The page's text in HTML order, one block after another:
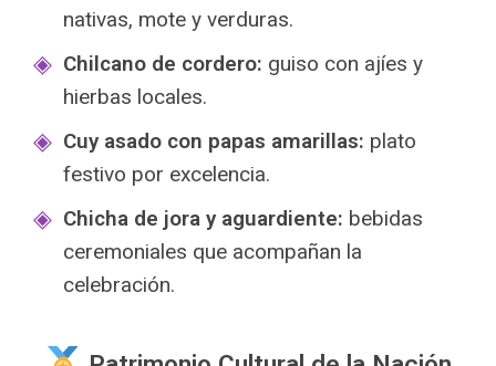
nativas, mote y verduras.
Chilcano de cordero: guiso con ajíes y
hierbas locales.
Cuy asado con papas amarillas: plato
festivo por excelencia.
Chicha de jora y aguardiente: bebidas
ceremoniales que acompañan la
celebración.